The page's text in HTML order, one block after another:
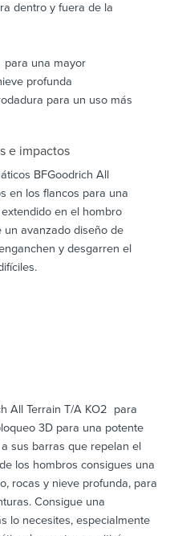
dentro y fuera de la
para una mayor
profunda
para un uso más
e impactos
BFGoodrich All
en los flancos para una
en el hombro
avanzado diseño de
y desgarren el
All Terrain T/A KO2 para
3D para una potente
sus barras que repelan el
los hombros consigues una
rocas y nieve profunda, para
Consigue una
lo necesites, especialmente